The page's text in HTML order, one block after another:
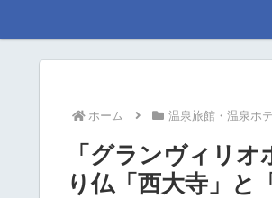
ホーム 温泉旅館・温泉ホ
「グランヴィリ
り仏「西大寺」と